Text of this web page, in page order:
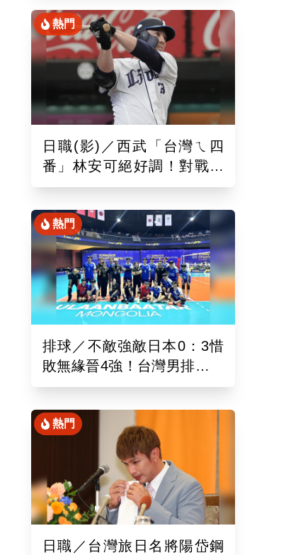
熱門
日職(影)／西武「台灣ㄟ四
番」林安可絕好調！對戰軟
銀敲二壘長打連2場敲安
熱門
排球／不敵強敵日本0：3惜
敗無緣晉4強！台灣男排亞洲
東區排球錦標賽續拚最佳名
熱門
日職／台灣旅日名將陽岱鋼